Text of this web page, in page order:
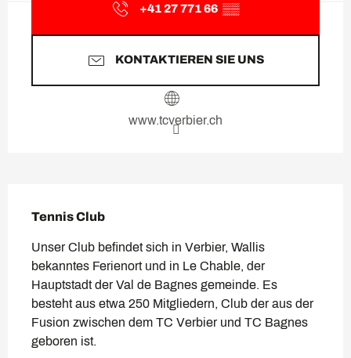
+41 27 771 66 ▒▒
KONTAKTIEREN SIE UNS
www.tcverbier.ch
Tennis Club
Unser Club befindet sich in Verbier, Wallis
bekanntes Ferienort und in Le Chable, der
Hauptstadt der Val de Bagnes gemeinde. Es
besteht aus etwa 250 Mitgliedern, Club der aus der
Fusion zwischen dem TC Verbier und TC Bagnes
geboren ist.